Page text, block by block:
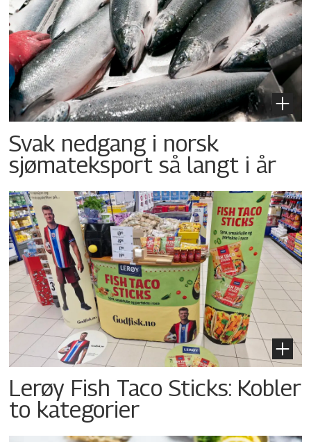
Svak nedgang i norsk
sjømateksport så langt i år
Lerøy Fish Taco Sticks: Kobler
to kategorier